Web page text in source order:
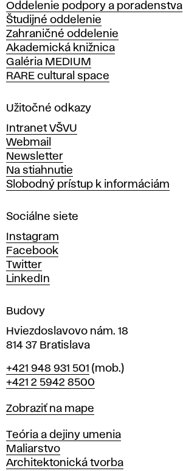
o
k
á
š
k
o
a
ý
t
v
a
r
ý
c
h
u
m
e
í
v
r
a
i
s
l
a
Oddelenie podpory a poradenstva
Študijné oddelenie
Zahraničné oddelenie
Akademická knižnica
Galéria MEDIUM
RARE cultural space
Užitočné odkazy
Intranet VŠVU
Webmail
Newsletter
Na stiahnutie
Slobodný prístup k informáciám
Sociálne siete
Instagram
Facebook
Twitter
LinkedIn
Budovy
Hviezdoslavovo nám. 18
814 37 Bratislava
Telefón
+421 948 931 501 (mob.)
+421 2 5942 8500
Mapa
Zobraziť na mape
Katedry
Teória a dejiny umenia
Maliarstvo
Architektonická tvorba